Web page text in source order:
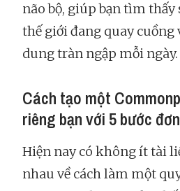
não bộ, giúp bạn tìm
thế giới đang quay cuồng
dung tràn ngập mỗi ngày.
Cách tạo một
riêng bạn với 5 bước
Hiện nay có không ít tài
nhau về cách làm một